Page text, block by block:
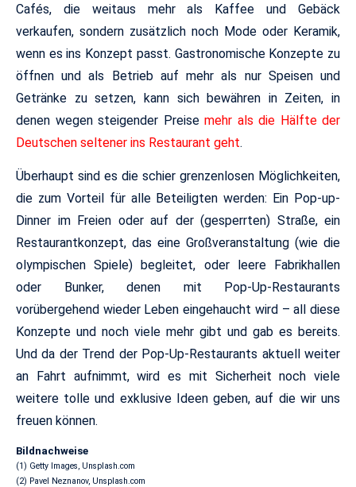
Cafés, die weitaus mehr als Kaffee und Gebäck
verkaufen, sondern zusätzlich noch Mode oder Keramik,
wenn es ins Konzept passt. Gastronomische Konzepte zu
öffnen und als Betrieb auf mehr als nur Speisen und
Getränke zu setzen, kann sich bewähren in Zeiten, in
denen wegen steigender Preise mehr als die Hälfte der
Deutschen seltener ins Restaurant geht.
Überhaupt sind es die schier grenzenlosen Möglichkeiten,
die zum Vorteil für alle Beteiligten werden: Ein Pop-up-
Dinner im Freien oder auf der (gesperrten) Straße, ein
Restaurantkonzept, das eine Großveranstaltung (wie die
olympischen Spiele) begleitet, oder leere Fabrikhallen
oder Bunker, denen mit Pop-Up-Restaurants
vorübergehend wieder Leben eingehaucht wird – all diese
Konzepte und noch viele mehr gibt und gab es bereits.
Und da der Trend der Pop-Up-Restaurants aktuell weiter
an Fahrt aufnimmt, wird es mit Sicherheit noch viele
weitere tolle und exklusive Ideen geben, auf die wir uns
freuen können.
Bildnachweise
(1) Getty Images, Unsplash.com
(2) Pavel Neznanov, Unsplash.com